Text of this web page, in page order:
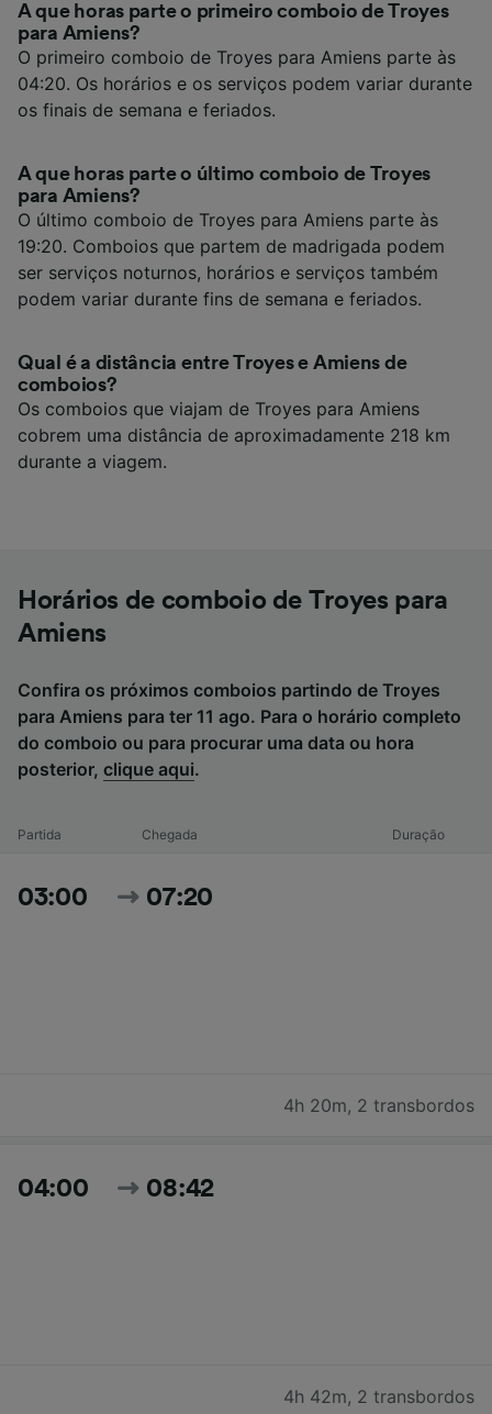
A que horas parte o primeiro comboio de Troyes
para Amiens?
O primeiro comboio de Troyes para Amiens parte às
04:20. Os horários e os serviços podem variar durante
os finais de semana e feriados.
A que horas parte o último comboio de Troyes
para Amiens?
O último comboio de Troyes para Amiens parte às
19:20. Comboios que partem de madrigada podem
ser serviços noturnos, horários e serviços também
podem variar durante fins de semana e feriados.
Qual é a distância entre Troyes e Amiens de
comboios?
Os comboios que viajam de Troyes para Amiens
cobrem uma distância de aproximadamente 218 km
durante a viagem.
Horários de comboio de Troyes para
Amiens
Confira os próximos comboios partindo de Troyes
para Amiens para ter 11 ago. Para o horário completo
do comboio ou para procurar uma data ou hora
posterior, clique aqui.
Partida Chegada Duração
03:00 07:20
4h 20m, 2 transbordos
04:00 08:42
4h 42m, 2 transbordos